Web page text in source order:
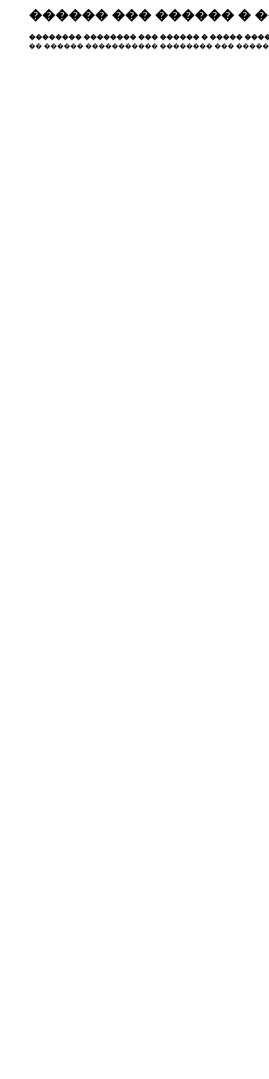
������ ��� ������ �
�������� �������� ��� ������ � �����
�� ������ ����������� �������� ���